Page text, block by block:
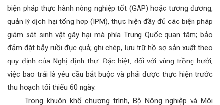
biện pháp thực hành nông nghiệp tốt (GAP) hoặc tương đương,
quản lý dịch hại tổng hợp (IPM), thực hiện đầy đủ các biện pháp
giám sát sinh vật gây hại mà phía Trung Quốc quan tâm; bảo
đảm đặt bẫy ruồi đục quả; ghi chép, lưu trữ hồ sơ sản xuất theo
quy định của Nghị định thư. Đặc biệt, đối với vùng trồng bưởi,
việc bao trái là yêu cầu bắt buộc và phải được thực hiện trước
thu hoạch tối thiểu 60 ngày.
Trong khuôn khổ chương trình, Bộ Nông nghiệp và Môi